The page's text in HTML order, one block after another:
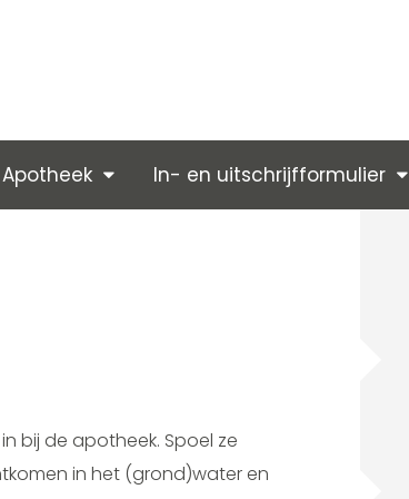
Apotheek In- en uitschrijfformulier
bij de apotheek. Spoel ze
in het (grond)water en